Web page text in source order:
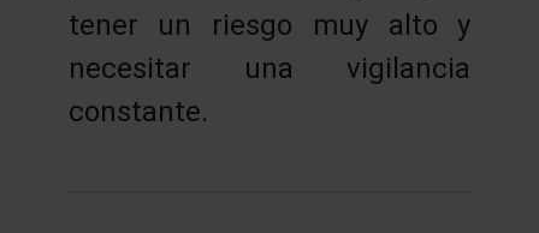
tener un riesgo muy alto y
necesitar una vigilancia
constante.